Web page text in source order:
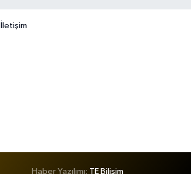
İletişim
Haber Yazılımı: TE Bilişim